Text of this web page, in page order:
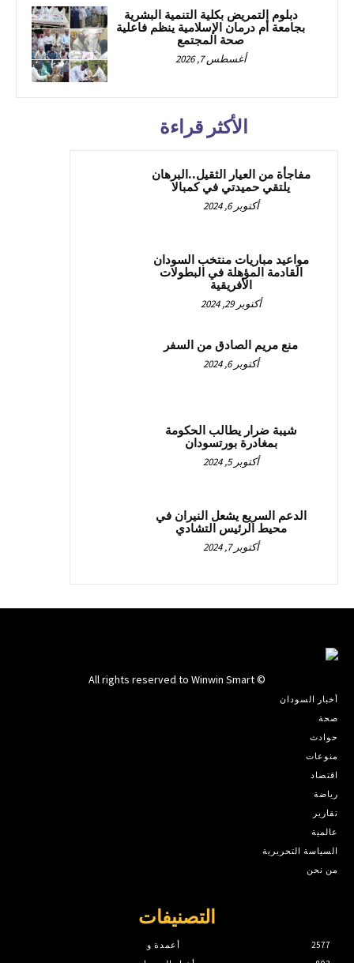
دبلوم التمريض بكلية التنمية البشرية
بجامعة أم درمان الإسلامية ينظم فاعلية
صحة المجتمع
أغسطس 7, 2026
الأكثر قراءة
مفاجأة من العيار الثقيل..البرهان
يلتقي حميدتي في كمبالا
أكتوبر 6, 2024
مواعيد مباريات منتخب السودان
القادمة المؤهلة في البطولات
الأفريقية
أكتوبر 29, 2024
منع مريم الصادق من السفر
أكتوبر 6, 2024
شيبة ضرار يطالب الحكومة
بمغادرة بورتسودان
أكتوبر 5, 2024
الدعم السريع يشعل النيران في
محيط الرئيس التشادي
أكتوبر 7, 2024
© All rights reserved to Winwin Smart
أخبار السودان
صحة
حوادث
منوعات
اقتصاد
رياضة
تقارير
عالمية
السياسة التحريرية
من نحن
التصنيفات
أعمدة و
2577